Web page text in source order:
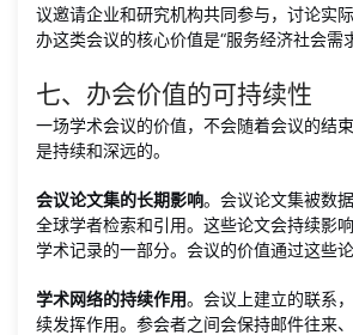
议邀请企业和研究机构共同参与，讨论实
办这类会议的核心价值是“服务经济社会需求
七、办会价值的可持续性
一场学术会议的价值，不会随着会议的结
是持续和深远的。
会议论文集的长期影响。会议论文集被数
全球学者检索和引用。这些论文会持续影
学术记录的一部分。会议的价值通过这些论
学术网络的持续作用。会议上建立的联系
续发挥作用。参会者之间会保持邮件往来